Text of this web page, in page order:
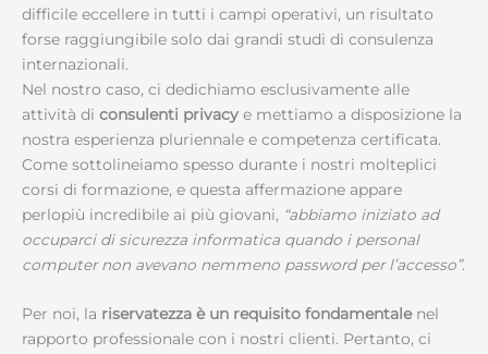
difficile eccellere in tutti i campi operativi, un risultato
forse raggiungibile solo dai grandi studi di consulenza
internazionali.
Nel nostro caso, ci dedichiamo esclusivamente alle
attività di consulenti privacy e mettiamo a disposizione la
nostra esperienza pluriennale e competenza certificata.
Come sottolineiamo spesso durante i nostri molteplici
corsi di formazione, e questa affermazione appare
perlopiù incredibile ai più giovani, “abbiamo iniziato ad
occuparci di sicurezza informatica quando i personal
computer non avevano nemmeno password per l’accesso”.
Per noi, la riservatezza è un requisito fondamentalenel
rapporto professionale con i nostri clienti. Pertanto, ci